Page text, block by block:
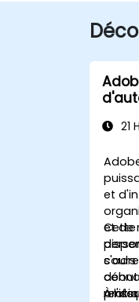
21
et
et de
Cette
À